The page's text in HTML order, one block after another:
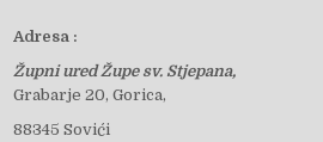
c
Adresa :
Župni ured Župe sv. Stjepana,
Grabarje 20, Gorica,
88345 Sovići